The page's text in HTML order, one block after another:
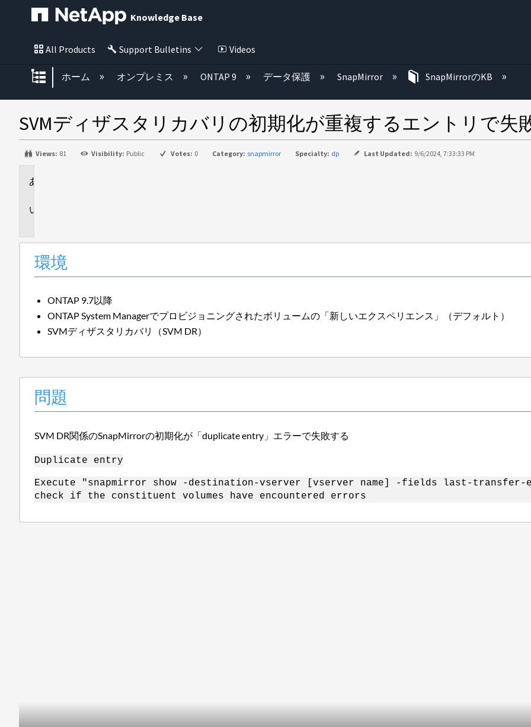
Knowledge Base
All Products Support Bulletins Videos
グローバル階層を展開/折りたたむ
ホーム オンプレミス ONTAP 9 データ保護 SnapMirror SnapMirrorのKB
SVMディザスタリカバリの初期化が重複するエントリで失
Views: 81 Visibility: Public Votes: 0 Category: snapmirror Specialty: dp Last Updated: 9/6/2024, 7:33:33 PM
環境
ONTAP 9.7以降
ONTAP System Managerでプロビジョニングされたボリュームの「新しいエクスペリエンス」（デフォルト）
SVMディザスタリカバリ（SVM DR）
問題
SVM DR関係のSnapMirrorの初期化が「duplicate entry」エラーで失敗する
Duplicate entry
Execute "snapmirror show -destination-vserver [vserver name] -fields last-transfer-
check if the constituent volumes have encountered errors